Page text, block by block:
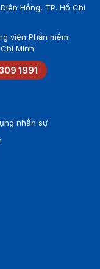
Hồng, TP. Hồ Chí
viên Phần mềm
Minh
1991
nhân sự